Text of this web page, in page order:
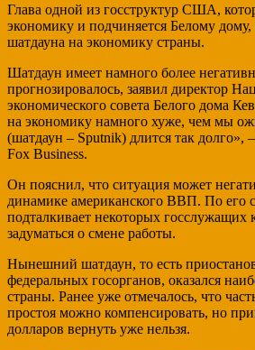
Глава одной из госструктур США,
экономику и подчиняется Белому
шатдауна на экономику страны.
Шатдаун имеет намного более
прогнозировалось, заявил директор
экономического совета Белого дома
на экономику намного хуже, чем мы
(шатдаун – Sputnik) длится так долго»,
Fox Business.
Он пояснил, что ситуация может
динамике американского ВВП. По его
подталкивает некоторых госслужащих
задуматься о смене работы.
Нынешний шатдаун, то есть
федеральных госорганов, оказался
страны. Ранее уже отмечалось, что
простоя можно компенсировать, но
долларов вернуть уже нельзя.